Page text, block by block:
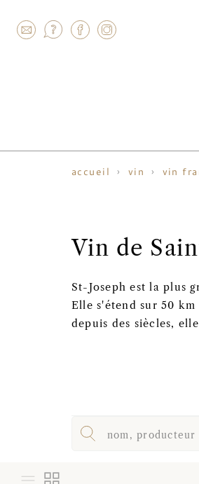
accueil vin vin
Vin de
St-Joseph est la plus
Elle s'étend sur 50
depuis des siècles,